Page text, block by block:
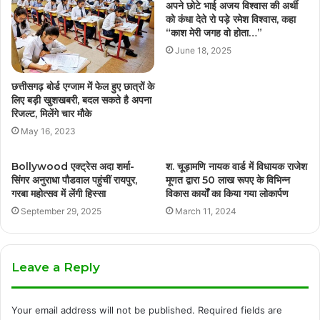
छत्तीसगढ़ बोर्ड एग्जाम में फेल हुए छात्रों के
लिए बड़ी खुशखबरी, बदल सकते है अपना
रिजल्ट, मिलेंगे चार मौके
May 16, 2023
अपने छोटे भाई अजय विश्वास की अर्थी
को कंधा देते रो पड़े रमेश विश्वास, कहा
“काश मेरी जगह वो होता…”
June 18, 2025
Bollywood एक्ट्रेस अदा शर्मा-
सिंगर अनुराधा पौडवाल पहुंचीं रायपुर,
गरबा महोत्सव में लेंगी हिस्सा
September 29, 2025
श. चूड़ामणि नायक वार्ड में विधायक राजेश
मूणत द्वारा 50 लाख रूपए के विभिन्न
विकास कार्यों का किया गया लोकार्पण
March 11, 2024
Leave a Reply
Your email address will not be published. Required fields are